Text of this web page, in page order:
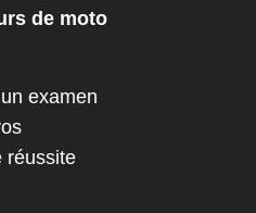
de moto
examen
réussite